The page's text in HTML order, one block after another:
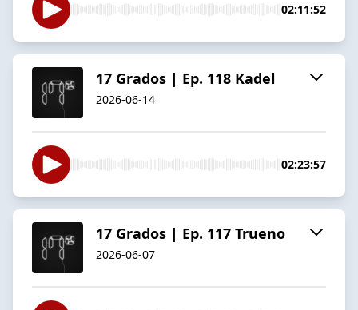
02:11:52
17 Grados | Ep. 118 Kadel
2026-06-14
02:23:57
17 Grados | Ep. 117 Trueno
2026-06-07